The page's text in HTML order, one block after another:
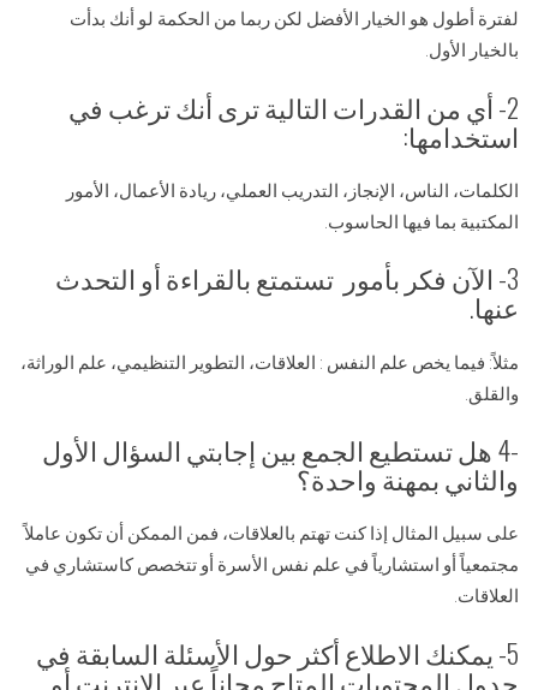
لفترة أطول هو الخيار الأفضل لكن ربما من الحكمة لو أنك بدأت
بالخيار الأول.
2- أي من القدرات التالية ترى أنك ترغب في
استخدامها:
الكلمات، الناس، الإنجاز، التدريب العملي، ريادة الأعمال، الأمور
المكتبية بما فيها الحاسوب.
3- الآن فكر بأمور تستمتع بالقراءة أو التحدث
عنها.
مثلاً: فيما يخص علم النفس : العلاقات، التطوير التنظيمي، علم الوراثة،
والقلق.
-4 هل تستطيع الجمع بين إجابتي السؤال الأول
والثاني بمهنة واحدة؟
على سبيل المثال إذا كنت تهتم بالعلاقات، فمن الممكن أن تكون عاملاً
مجتمعياً أو استشارياً في علم نفس الأسرة أو تتخصص كاستشاري في
العلاقات.
5- يمكنك الاطلاع أكثر حول الأسئلة السابقة في
جدول المحتويات المتاح مجاناً عبر الإنترنت أو